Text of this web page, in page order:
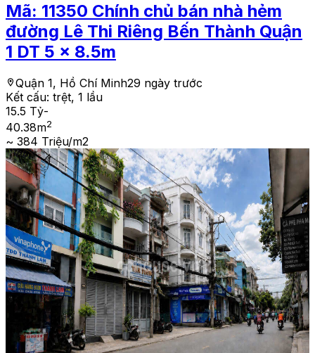
Mã: 11350 Chính chủ bán nhà hẻm
đường Lê Thi Riêng Bến Thành Quận
1 DT 5 x 8.5m
Quận 1, Hồ Chí Minh29 ngày trước
Kết cấu: trệt, 1 lầu
15.5 Tỷ-
40.38m2
~ 384 Triệu/m2